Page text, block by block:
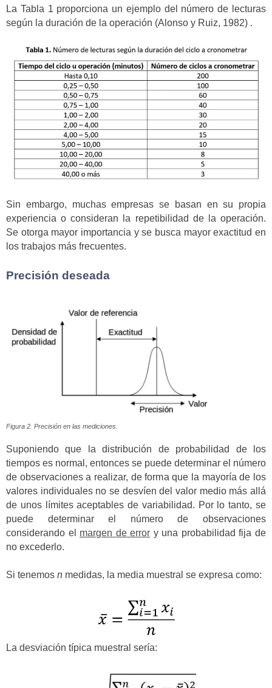
La Tabla 1 proporciona un ejemplo del número de lecturas
según la duración de la operación (Alonso y Ruiz, 1982) .
Sin embargo, muchas empresas se basan en su propia
experiencia o consideran la repetibilidad de la operación.
Se otorga mayor importancia y se busca mayor exactitud en
los trabajos más frecuentes.
Precisión deseada
Figura 2. Precisión en las mediciones.
Suponiendo que la distribución de probabilidad de los
tiempos es normal, entonces se puede determinar el número
de observaciones a realizar, de forma que la mayoría de los
valores individuales no se desvíen del valor medio más allá
de unos límites aceptables de variabilidad. Por lo tanto, se
puede determinar el número de observaciones
considerando el margen de error y una probabilidad fija de
no excederlo.
Si tenemos n medidas, la media muestral se expresa como:
La desviación típica muestral sería: